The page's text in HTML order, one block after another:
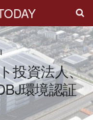
投資法人、
環境認証